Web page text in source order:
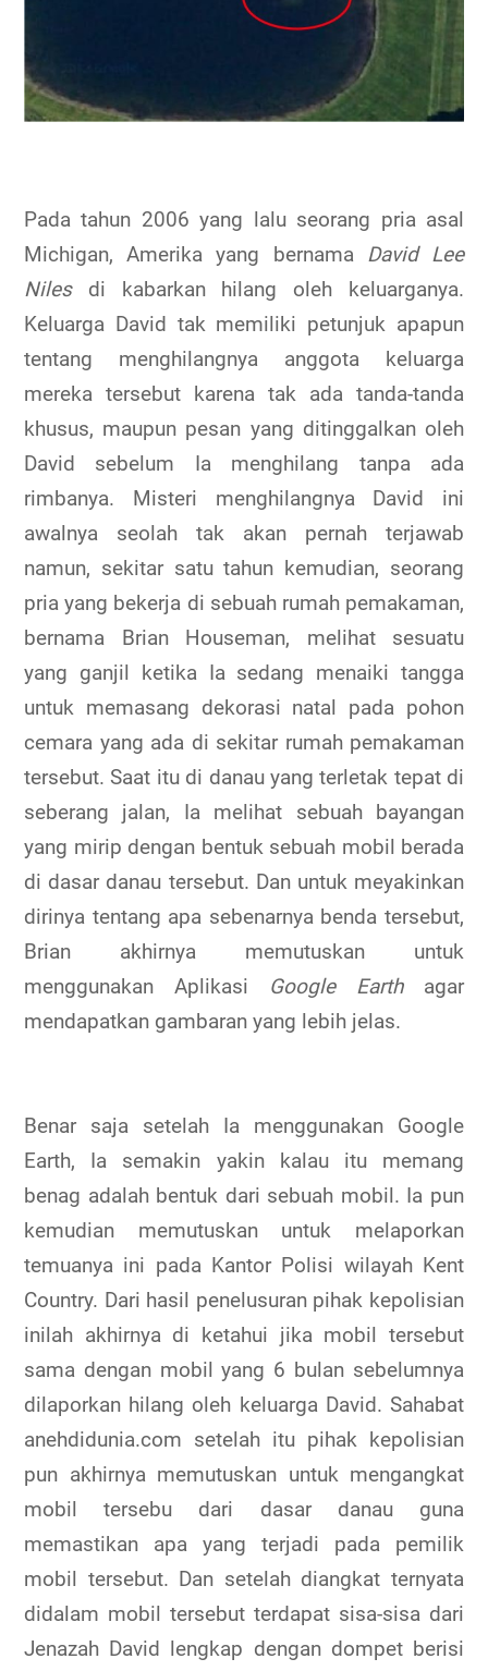
Pada tahun 2006 yang lalu seorang pria asal
Michigan, Amerika yang bernama David Lee
Nilesdi kabarkan hilang oleh keluarganya.
Keluarga David tak memiliki petunjuk apapun
tentang menghilangnya anggota keluarga
mereka tersebut karena tak ada tanda-tanda
khusus, maupun pesan yang ditinggalkan oleh
David sebelum Ia menghilang tanpa ada
rimbanya. Misteri menghilangnya David ini
awalnya seolah tak akan pernah terjawab
namun, sekitar satu tahun kemudian, seorang
pria yang bekerja di sebuah rumah pemakaman,
bernama Brian Houseman, melihat sesuatu
yang ganjil ketika Ia sedang menaiki tangga
untuk memasang dekorasi natal pada pohon
cemara yang ada di sekitar rumah pemakaman
tersebut. Saat itu di danau yang terletak tepat di
seberang jalan, Ia melihat sebuah bayangan
yang mirip dengan bentuk sebuah mobil berada
di dasar danau tersebut. Dan untuk meyakinkan
dirinya tentang apa sebenarnya benda tersebut,
Brian akhirnya memutuskan untuk
menggunakan Aplikasi Google Earthagar
mendapatkan gambaran yang lebih jelas.
Benar saja setelah Ia menggunakan Google
Earth, Ia semakin yakin kalau itu memang
benag adalah bentuk dari sebuah mobil. Ia pun
kemudian memutuskan untuk melaporkan
temuanya ini pada Kantor Polisi wilayah Kent
Country. Dari hasil penelusuran pihak kepolisian
inilah akhirnya di ketahui jika mobil tersebut
sama dengan mobil yang 6 bulan sebelumnya
dilaporkan hilang oleh keluarga David. Sahabat
anehdidunia.com setelah itu pihak kepolisian
pun akhirnya memutuskan untuk mengangkat
mobil tersebu dari dasar danau guna
memastikan apa yang terjadi pada pemilik
mobil tersebut. Dan setelah diangkat ternyata
didalam mobil tersebut terdapat sisa-sisa dari
Jenazah David lengkap dengan dompet berisi